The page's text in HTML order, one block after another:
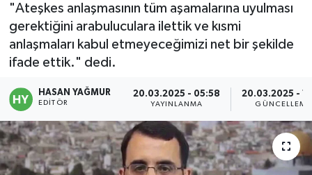
"Ateşkes anlaşmasının tüm aşamalarına uyulması
gerektiğini arabuluculara ilettik ve kısmi
anlaşmaları kabul etmeyeceğimizi net bir şekilde
ifade ettik." dedi.
HASAN YAĞMUR
EDITÖR
20.03.2025 - 05:58
YAYINLANMA
20.03.2025 -
GÜNCELLEME
Kadın
Kültür & Sanat
Magazin
Politika
Sağlık
Tüm Manşetler
Son Dakika Haberleri
Haber Arşivi